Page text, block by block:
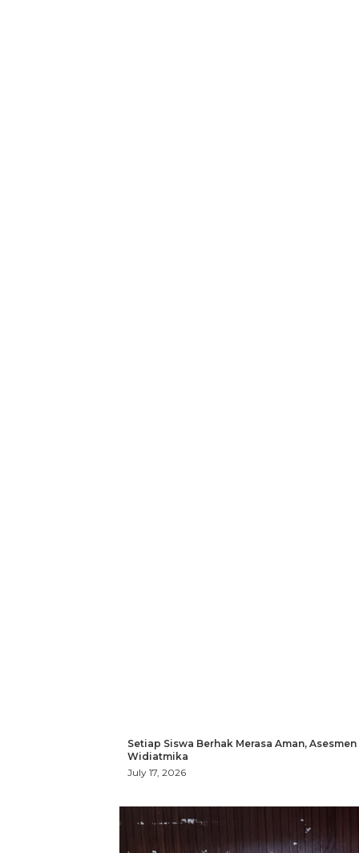
Setiap Siswa Berhak Merasa Aman,
Widiatmika
July 17, 2026